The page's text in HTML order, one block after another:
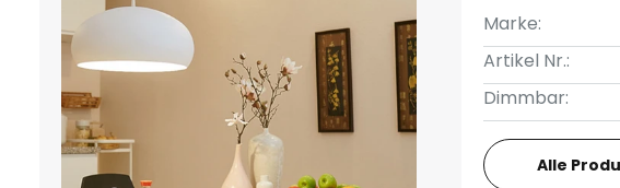
Marke:
Artikel Nr.:
Dimmbar:
Alle